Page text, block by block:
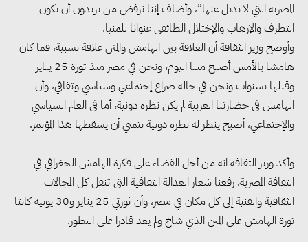
المصرية التي لا بديل عنها”، وأضاف إننا نرفض من يريدون أن يكون
التطرف والإرهاب والإختلال الطائفي عنوانا للمنيا.
وأوضح وزير الثقافة أن العلاقة بين الهامش والمتن علاقة نسبية، فما كان
هامشا بالأمس أصبح متنا اليوم، ونحن في مصر منذ ثورة 25 يناير
وقبلها بسنوات ونحن في حالة صراع إجتماعي وسياسي وثقافي، وأن
الهامش في حضارتنا العربية لم يكن نظره دونية، أما في العالم السياسي
والإجتماعي، أصبح ينظر له نظرة دونية نتمني أن يسقطها هذا المؤتمر.
وأكد وزير الثقافة انه من أجل القضاء على فكرة الهامش الجغرافي في
الثقافة المصرية، رفعنا شعار العدالة الثقافية التي تنقل كل المجالات
الثقافية والفنية إلى كل مكان في مصر، وأن ثورتي 25 يناير و30 يونيه كانتا
ثورة الهامش على المتن الذي شاخ ولم يعد قادرا على التطور.
جوجل تعلن إضافة 12 جيجاوات
من الطاقة النظيفة وتجنب انبعاث
58 مليون طن من مكافئ ثاني
أكسيد الكربون
تحالف عالمي يطلق حملة لتسريع
الاعتماد على الكهرباء المولدة من
مصادر الطاقة المتجددة بحلول
2035